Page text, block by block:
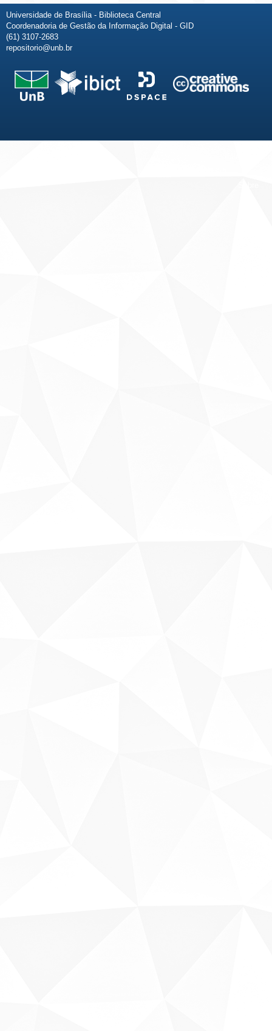
Universidade de Brasília - Biblioteca Central
Coordenadoria de Gestão da Informação Digital - GID
(61) 3107-2683
repositorio@unb.br